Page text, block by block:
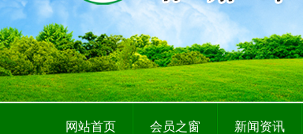
网站首页 会员之窗 新闻资讯